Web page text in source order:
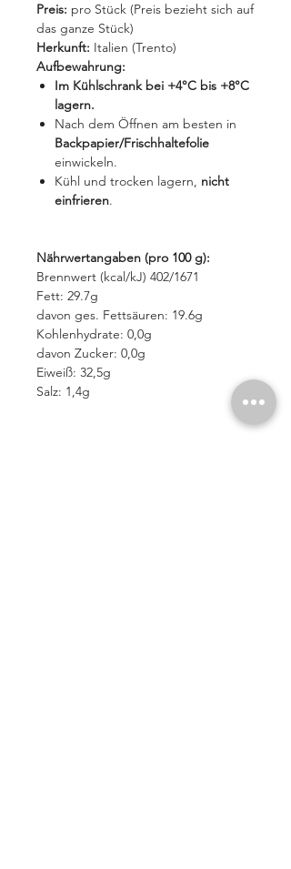
Preis: pro Stück (Preis bezieht sich auf
das ganze Stück)
Herkunft: Italien (Trento)
Aufbewahrung:
Im Kühlschrank bei +4°C bis +8°C
lagern.
Nach dem Öffnen am besten in
Backpapier/Frischhaltefolie
einwickeln.
Kühl und trocken lagern, nicht
einfrieren.
Nährwertangaben (pro 100 g):
Brennwert (kcal/kJ) 402/1671
Fett: 29.7g
davon ges. Fettsäuren: 19.6g
Kohlenhydrate: 0,0g
davon Zucker: 0,0g
Eiweiß: 32,5g
Salz: 1,4g